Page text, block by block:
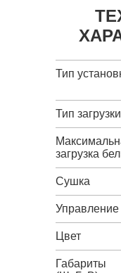
Тип
Тип загрузки
загрузка
Сушка
Управление
Цвет
Габариты